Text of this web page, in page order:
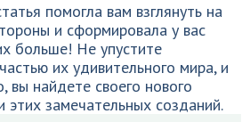
помогла вам взглянуть на
и сформировала у вас
больше! Не упустите
их удивительного мира, и
вы найдете своего нового
этих замечательных созданий.